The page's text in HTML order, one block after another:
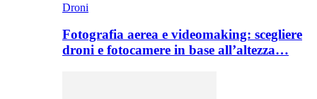
Droni
Fotografia aerea e videomaking: scegliere
droni e fotocamere in base all’altezza…